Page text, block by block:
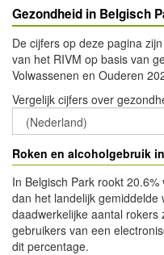
Gezondheid in Belgisch
De cijfers op deze pagina
van het RIVM op basis van
Volwassenen en Ouderen
Vergelijk cijfers over
Roken en alcoholgebruik
In Belgisch Park rookt
dan het landelijk gemiddelde
daadwerkelijke aantal
gebruikers van een
dit percentage.